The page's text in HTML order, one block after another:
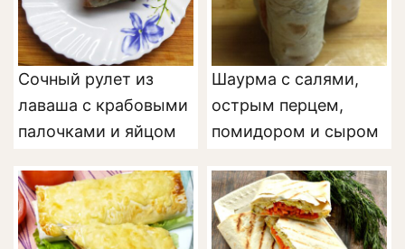
Сочный рулет из
лаваша с крабовыми
палочками и яйцом
Шаурма с салями,
острым перцем,
помидором и сыром